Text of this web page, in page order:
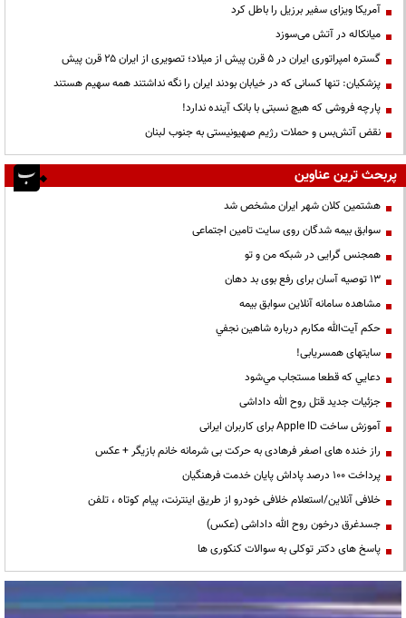
آمریکا ویزای سفیر برزیل را باطل کرد
میانکاله در آتش می‌سوزد
گستره امپراتوری ایران در ۵ قرن پیش از میلاد؛ تصویری از ایران ۲۵ قرن پیش
پزشکیان: تنها کسانی که در خیابان بودند ایران را نگه نداشتند همه سهیم هستند
پارچه فروشی که هیچ نسبتی با بانک آینده ندارد!
نقض آتش‌بس و حملات رژیم صهیونیستی به جنوب لبنان
پربحث ترین عناوین
هشتمین کلان شهر ایران مشخص شد
سوابق بیمه شدگان روی سایت تامین اجتماعی
همجنس گرایی در شبکه من و تو
13 توصیه آسان برای رفع بوی بد دهان
مشاهده سامانه آنلاين سوابق بیمه
حكم آيت‌الله مكارم درباره شاهين نجفي
سایتهای همسریابی!
دعايي كه قطعا مستجاب مي‌شود
جزئیات جدید قتل روح الله داداشی
آموزش ساخت Apple ID برای کاربران ایرانی
راز خنده های اصغر فرهادی به حرکت بی شرمانه خانم بازیگر + عکس
پرداخت ۱۰۰ درصد پاداش پایان خدمت فرهنگیان
خلافی آنلاین/استعلام خلافی خودرو از طریق اینترنت، پیام کوتاه ، تلفن
جسدغرق درخون روح الله داداشی (عکس)
پاسخ های دکتر توکلی به سوالات کنکوری ها